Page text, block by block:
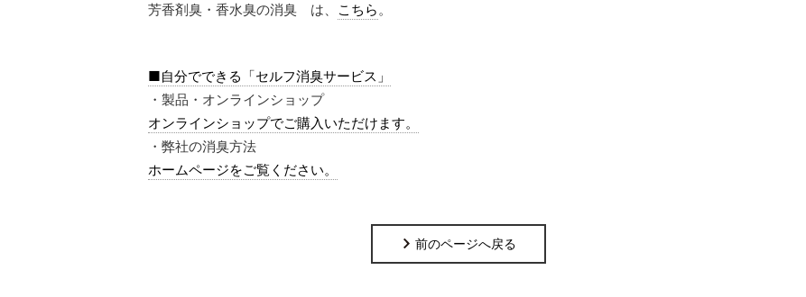
芳香剤臭・香水臭の消臭 は、
こちら。
■自分でできる「セルフ消臭サービス」
・製品・オンラインショップ
オンラインショップでご購入いただけます。
・弊社の消臭方法
ホームページをご覧ください。
前のページへ戻る